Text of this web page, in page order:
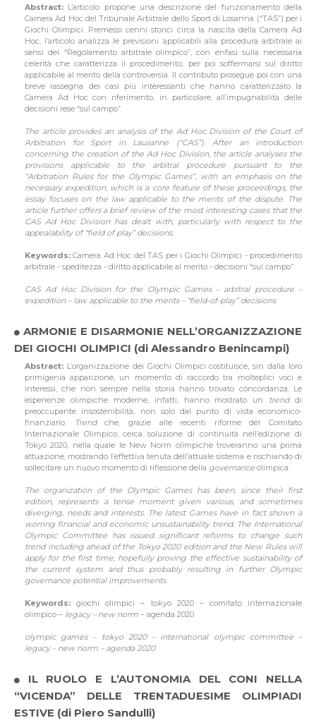
Abstract: L’articolo propone una descrizione del funzionamento della
Camera Ad Hoc del Tribunale Arbitrale dello Sport di Losanna (“TAS”) per i
Giochi Olimpici. Premessi cenni storici circa la nascita della Camera Ad
Hoc, l’articolo analizza le previsioni applicabili alla procedura arbitrale ai
sensi del “Regolamento arbitrale olimpico”, con enfasi sulla necessaria
celerità che caratterizza il procedimento, per poi soffermarsi sul diritto
applicabile al merito della controversia. Il contributo prosegue poi con una
breve rassegna dei casi più interessanti che hanno caratterizzato la
Camera Ad Hoc con riferimento, in particolare, all’impugnabilità delle
decisioni rese “sul campo”.
The article provides an analysis of the Ad Hoc Division of the Court of
Arbitration for Sport in Lausanne (“CAS”). After an introduction
concerning the creation of the Ad Hoc Division, the article analyses the
provisions applicable to the arbitral procedure pursuant to the
“Arbitration Rules for the Olympic Games”, with an emphasis on the
necessary expedition, which is a core feature of these proceedings, the
essay focuses on the law applicable to the merits of the dispute. The
article further offers a brief review of the most interesting cases that the
CAS Ad Hoc Division has dealt with, particularly with respect to the
appealability of “field of play” decisions.
Keywords: Camera Ad Hoc del TAS per i Giochi Olimpici - procedimento
arbitrale - speditezza - diritto applicabile al merito - decisioni “sul campo”
CAS Ad Hoc Division for the Olympic Games – arbitral procedure –
expedition – law applicable to the merits – “field-of-play” decisions
ARMONIE E DISARMONIE NELL’ORGANIZZAZIONE
DEI GIOCHI OLIMPICI (di Alessandro Benincampi)
Abstract: L’organizzazione dei Giochi Olimpici costituisce, sin dalla loro
primigenia apparizione, un momento di raccordo tra molteplici voci e
interessi, che non sempre nella storia hanno trovato concordanza. Le
esperienze olimpiche moderne, infatti, hanno mostrato un trenddi
preoccupante insostenibilità, non solo dal punto di vista economico-
finanziario.
Trendche, grazie alle recenti riforme del Comitato
Internazionale Olimpico, cerca soluzione di continuità nell’edizione di
Tokyo 2020, nella quale le New Norm olimpiche troveranno una prima
attuazione, mostrando l’effettiva tenuta dell’attuale sistema e rischiando di
sollecitare un nuovo momento di riflessione della governance olimpica.
The organization of the Olympic Games has been, since their first
edition, represents a tense moment given various, and sometimes
diverging, needs and interests. The latest Games have in fact shown a
worring financial and economic unsustainability trend. The International
Olympic Committee has issued significant reforms to change such
trend including ahead of the Tokyo 2020 edition and the New Rules will
apply for the first time, hopefully proving the effective sustainability of
the current system and thus probably resulting in further Olympic
governance potential improvements.
Keywords: giochi olimpici – tokyo 2020 – comitato internazionale
olimpico – legacy – new norm – agenda 2020
olympic games – tokyo 2020 – international olympic committee –
legacy – new norm – agenda 2020
IL RUOLO E L’AUTONOMIA DEL CONI NELLA
“VICENDA” DELLE TRENTADUESIME OLIMPIADI
ESTIVE (di Piero Sandulli)